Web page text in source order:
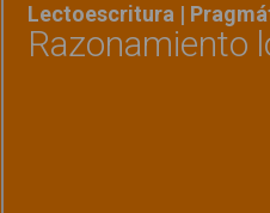
Lectoescritura |
Razonamiento